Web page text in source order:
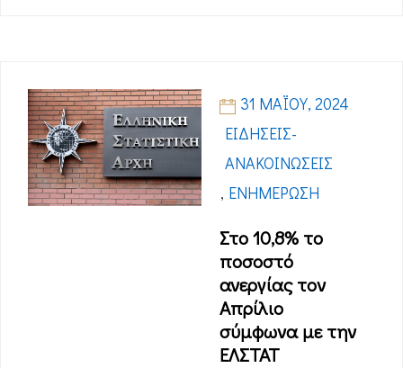
31 ΜΑΪ́ΟΥ, 2024
ΕΙΔΉΣΕΙΣ-
ΑΝΑΚΟΙΝΏΣΕΙΣ
, ΕΝΗΜΈΡΩΣΗ
Στο 10,8% το
ποσοστό
ανεργίας τον
Απρίλιο
σύμφωνα με την
ΕΛΣΤΑΤ